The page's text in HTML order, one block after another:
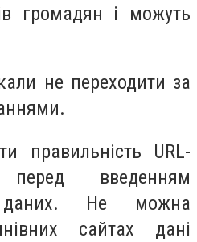
громадян і можуть
не переходити за
правильність URL-
введенням
даних. Не можна
сайтах дані